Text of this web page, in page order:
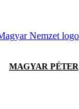
MAGYAR PÉTER